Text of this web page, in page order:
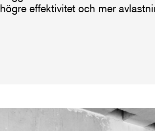
högre effektivitet och mer